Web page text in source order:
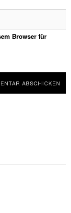
Browser für